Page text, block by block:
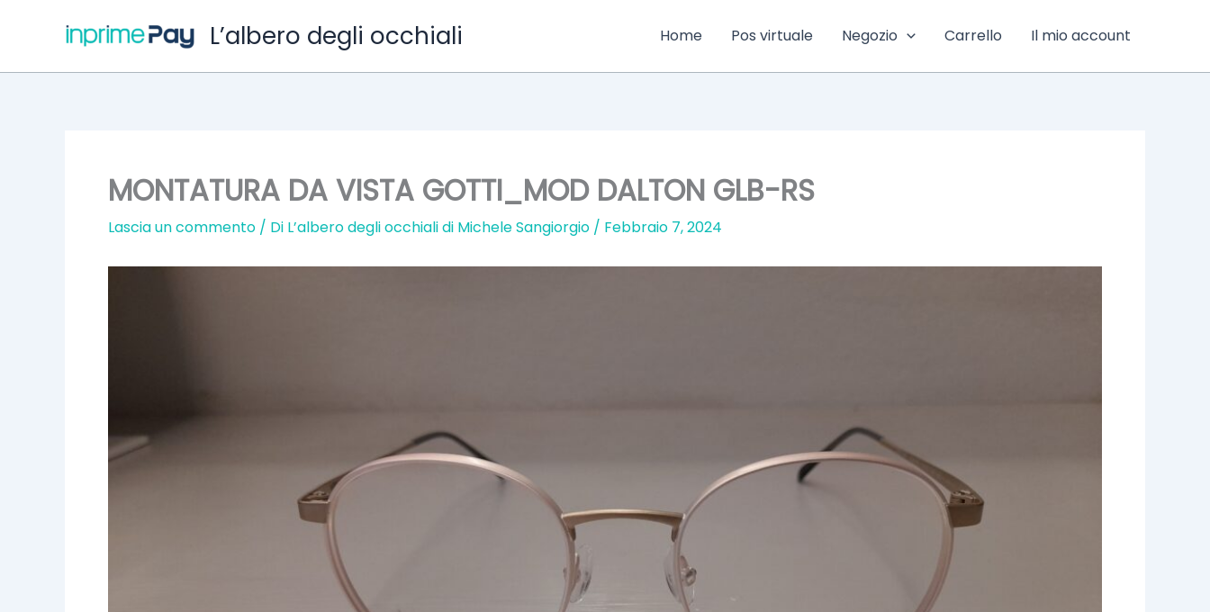
L’albero degli occhiali Home Pos virtuale Negozio Carrello Il mio account
MONTATURA DA VISTA GOTTI_MOD DALTON GLB-RS
Lascia un commento / Di L’albero degli occhiali di Michele Sangiorgio / Febbraio 7, 2024